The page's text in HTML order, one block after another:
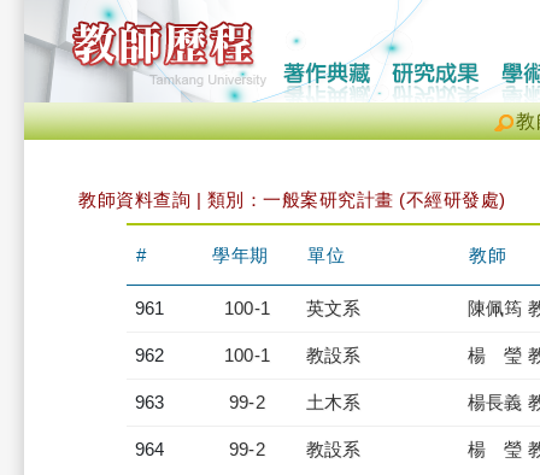
教
教師資料查詢 | 類別：一般案研究計畫 (不經研發處)
# 學年期 單位 教師
961 100-1 英文系 陳佩筠
962 100-1 教設系 楊 瑩
963 99-2 土木系 楊長義
964 99-2 教設系 楊 瑩